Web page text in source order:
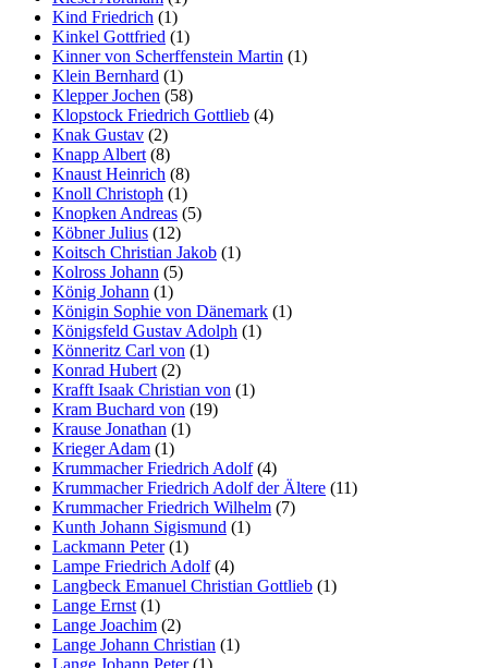
Kind Friedrich (1)
Kinkel Gottfried (1)
Kinner von Scherffenstein Martin (1)
Klein Bernhard (1)
Klepper Jochen (58)
Klopstock Friedrich Gottlieb (4)
Knak Gustav (2)
Knapp Albert (8)
Knaust Heinrich (8)
Knoll Christoph (1)
Knopken Andreas (5)
Köbner Julius (12)
Koitsch Christian Jakob (1)
Kolross Johann (5)
König Johann (1)
Königin Sophie von Dänemark (1)
Königsfeld Gustav Adolph (1)
Könneritz Carl von (1)
Konrad Hubert (2)
Krafft Isaak Christian von (1)
Kram Buchard von (19)
Krause Jonathan (1)
Krieger Adam (1)
Krummacher Friedrich Adolf(4)
Krummacher Friedrich Adolf der Ältere (11)
Krummacher Friedrich Wilhelm (7)
Kunth Johann Sigismund (1)
Lackmann Peter(1)
Lampe Friedrich Adolf(4)
Langbeck Emanuel Christian Gottlieb (1)
Lange Ernst (1)
Lange Joachim (2)
Lange Johann Christian (1)
Lange Johann Peter(1)